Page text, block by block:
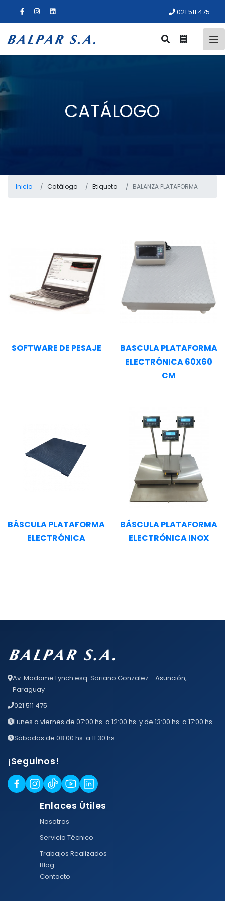
021 511 475
CATÁLOGO
Inicio Catálogo Etiqueta BALANZA PLATAFORMA
SOFTWARE DE PESAJE
BASCULA PLATAFORMA
ELECTRÓNICA 60X60
CM
BÁSCULA PLATAFORMA
ELECTRÓNICA
BÁSCULA PLATAFORMA
ELECTRÓNICA INOX
Av. Madame Lynch esq. Soriano Gonzalez - Asunción,
Paraguay
021 511 475
Lunes a viernes de 07:00 hs. a 12:00 hs. y de 13:00 hs. a 17:00 hs.
Sábados de 08:00 hs. a 11:30 hs.
¡Seguinos!
Enlaces Útiles
Nosotros
Servicio Técnico
Trabajos Realizados
Blog
Contacto